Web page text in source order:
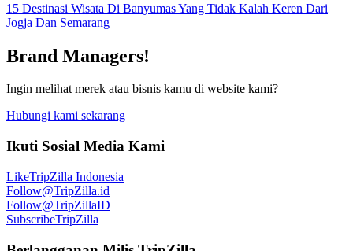
15 Destinasi Wisata Di Banyumas Yang Tidak Kalah Keren Dari
Jogja Dan Semarang
Brand Managers!
Ingin melihat merek atau bisnis kamu di website kami?
Hubungi kami sekarang
Ikuti Sosial Media Kami
LikeTripZilla Indonesia
Follow@TripZilla.id
Follow@TripZillaID
SubscribeTripZilla